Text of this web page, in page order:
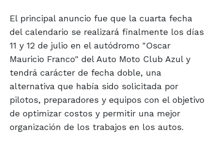
El principal anuncio fue que la cuarta fecha
del calendario se realizará finalmente los días
11 y 12 de julio en el autódromo "Oscar
Mauricio Franco" del Auto Moto Club Azul y
tendrá carácter de fecha doble, una
alternativa que había sido solicitada por
pilotos, preparadores y equipos con el objetivo
de optimizar costos y permitir una mejor
organización de los trabajos en los autos.